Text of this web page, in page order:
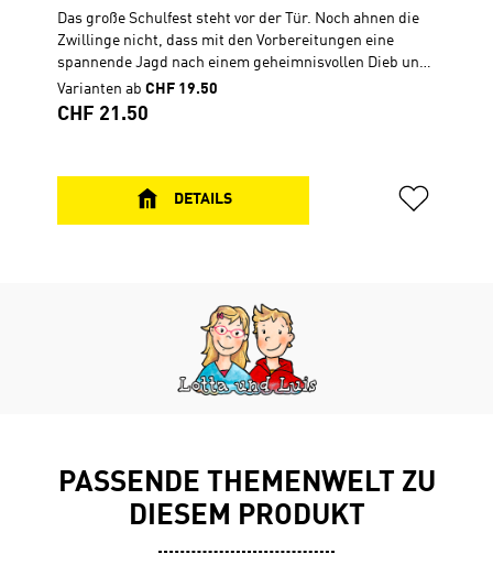
Das große Schulfest steht vor der Tür. Noch ahnen die
Zwillinge nicht, dass mit den Vorbereitungen eine
spannende Jagd nach einem geheimnisvollen Dieb und
nach Frieden beginnt. Dabei entdecken sie, dass in der
Bibel gute Tipps stehen, wie man mit dem Streiten
gibt es Quizfragen in Antolin.Antolin ist ein Online-
Varianten ab CHF 19.50
Regulärer Preis:
CHF 21.50
DETAILS
PASSENDE THEMENWELT ZU
DIESEM PRODUKT